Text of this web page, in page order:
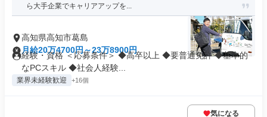
ら大手企業でキャリアアップを...
高知県高知市葛島
月給20万4700円～23万8900円
経験・資格 ＜応募条件＞ ◆高卒以上 ◆要普通免許 ◆基本的
なPCスキル ◆社会人経験...
業界未経験歓迎 +16個
気になる